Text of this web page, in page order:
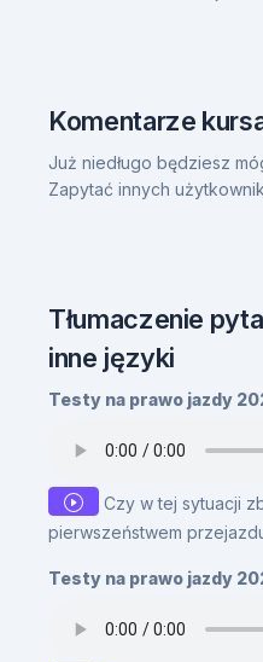
Komentarze
Już niedługo będziesz
Zapytać innych
Tłumaczenie
inne języki
Testy na prawo jazdy
Czy w tej sytuacji
pierwszeństwem
Testy na prawo jazdy